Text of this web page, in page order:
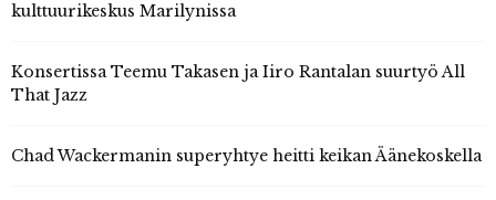
kulttuurikeskus Marilynissa
Konsertissa Teemu Takasen ja Iiro Rantalan suurtyö All
That Jazz
Chad Wackermanin superyhtye heitti keikan Äänekoskella